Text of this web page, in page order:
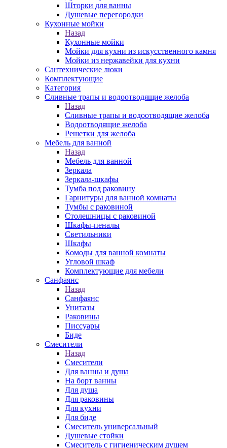
Шторки для ванны
Душевые перегородки
Кухонные мойки
Назад
Кухонные мойки
Мойки для кухни из искусственного камня
Мойки из нержавейки для кухни
Сантехнические люки
Комплектующие
Категория
Cливные трапы и водоотводящие желоба
Назад
Cливные трапы и водоотводящие желоба
Водоотводящие желоба
Решетки для желоба
Мебель для ванной
Назад
Мебель для ванной
Зеркала
Зеркала-шкафы
Тумба под раковину
Гарнитуры для ванной комнаты
Тумбы с раковиной
Столешницы с раковиной
Шкафы-пеналы
Светильники
Шкафы
Комоды для ванной комнаты
Угловой шкаф
Комплектующие для мебели
Санфаянс
Назад
Санфаянс
Унитазы
Раковины
Писсуары
Биде
Смесители
Назад
Смесители
Для ванны и душа
На борт ванны
Для душа
Для раковины
Для кухни
Для биде
Смеситель универсальный
Душевые стойки
Смеситель с гигиеническим душем